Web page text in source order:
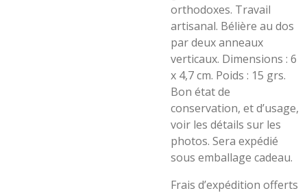
orthodoxes. Travail
artisanal. Bélière au dos
par deux anneaux
verticaux. Dimensions : 6
x 4,7 cm. Poids : 15 grs.
Bon état de
conservation, et d’usage,
voir les détails sur les
photos. Sera expédié
sous emballage cadeau.
Frais d’expédition offerts